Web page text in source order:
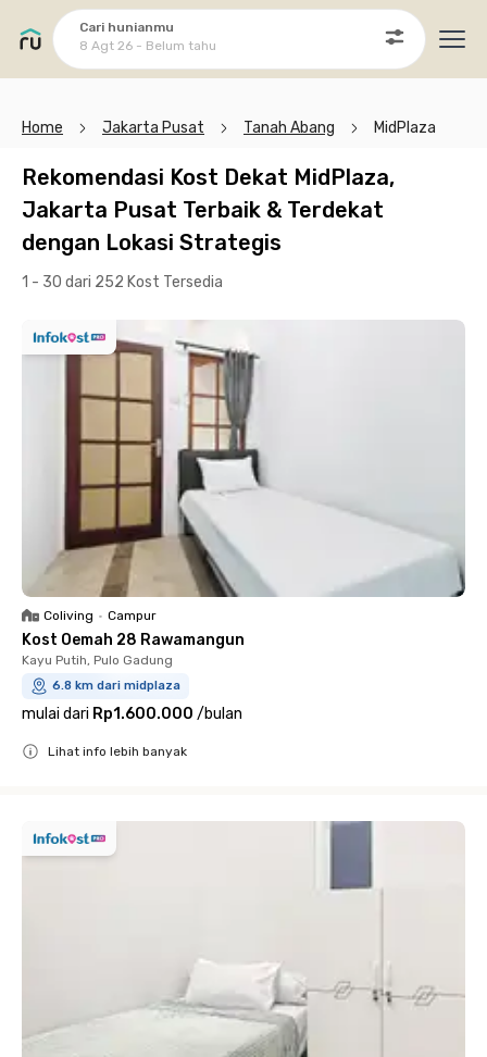
Cari hunianmu
8 Agt 26 - Belum tahu
Home Jakarta Pusat Tanah Abang MidPlaza
Rekomendasi Kost Dekat MidPlaza,
Jakarta Pusat Terbaik & Terdekat
dengan Lokasi Strategis
1 - 30 dari 252 Kost Tersedia
Coliving • Campur
Kost Oemah 28 Rawamangun
Kayu Putih, Pulo Gadung
6.8 km dari midplaza
mulai dari Rp1.600.000 /bulan
Lihat info lebih banyak